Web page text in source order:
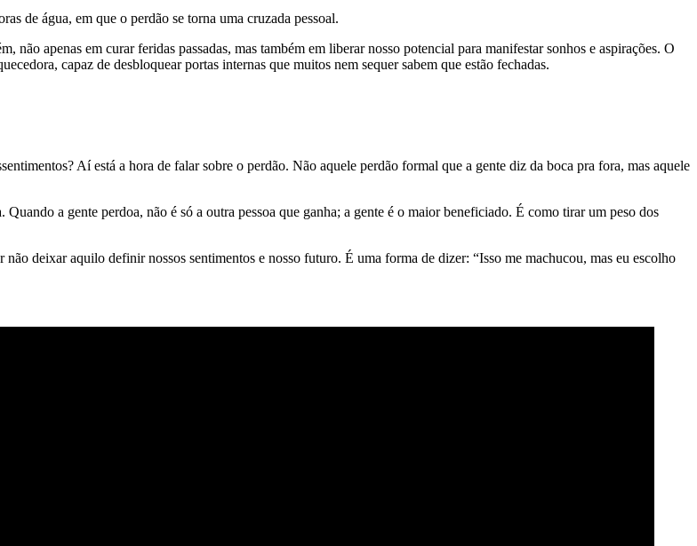
de água, em que o perdão se torna uma cruzada pessoal.
não apenas em curar feridas passadas, mas também em liberar nosso potencial para manifestar sonhos e aspirações. O
capaz de desbloquear portas internas que muitos nem sequer sabem que estão fechadas.
Aí está a hora de falar sobre o perdão. Não aquele perdão formal que a gente diz da boca pra fora, mas aquele
a gente perdoa, não é só a outra pessoa que ganha; a gente é o maior beneficiado. É como tirar um peso dos
deixar aquilo definir nossos sentimentos e nosso futuro. É uma forma de dizer: “Isso me machucou, mas eu escolho